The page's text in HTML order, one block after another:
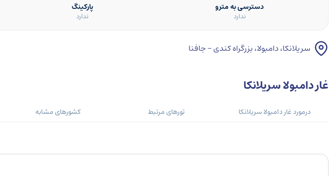
دسترسی به مترو
ندارد
پارکینگ
ندارد
سریلانکا، دامبولا، بزرگراه کندی - جافنا
غار دامبولا سریلانکا
درمورد غار دامبولا سریلانکا تورهای مرتبط کشورهای مشابه